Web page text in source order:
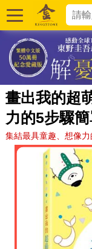
畫出我的超
力的5步驟
集結最具童趣、想像